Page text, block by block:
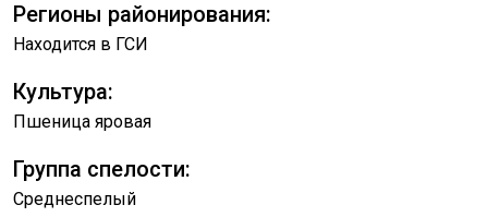
Регионы районирования:
Находится в ГСИ
Культура:
Пшеница яровая
Группа спелости:
Среднеспелый